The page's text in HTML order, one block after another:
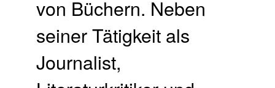
von Büchern. Neben
seiner Tätigkeit als
Journalist,